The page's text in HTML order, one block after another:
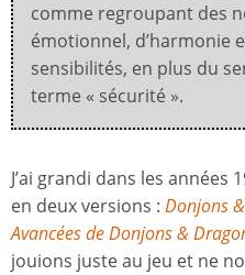
comme regroupant des
émotionnel, d’harmonie
sensibilités, en plus du
terme « sécurité ».
J’ai grandi dans les années
en deux versions : Donjons
Avancées de Donjons &
jouions juste au jeu et ne